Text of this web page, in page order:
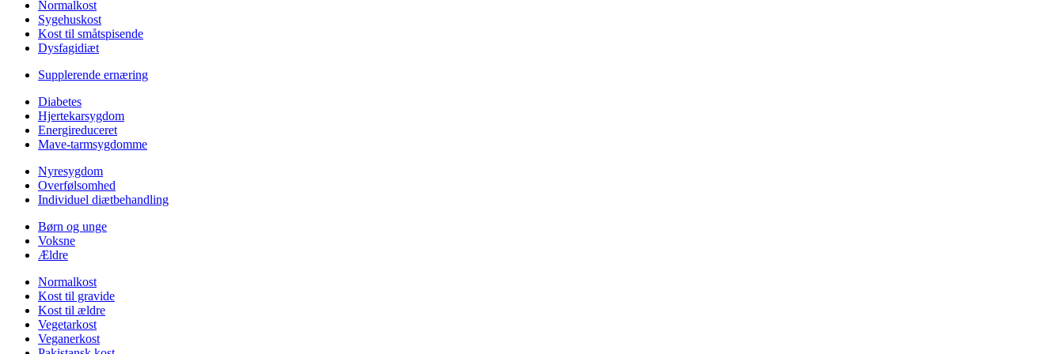
Normalkost
Sygehuskost
Kost til småtspisende
Dysfagidiæt
Supplerende ernæring
Diabetes
Hjertekarsygdom
Energireduceret
Mave-tarmsygdomme
Nyresygdom
Overfølsomhed
Individuel diætbehandling
Børn og unge
Voksne
Ældre
Normalkost
Kost til gravide
Kost til ældre
Vegetarkost
Veganerkost